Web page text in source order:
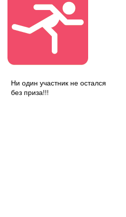
Ни один участник не остался
без приза!!!